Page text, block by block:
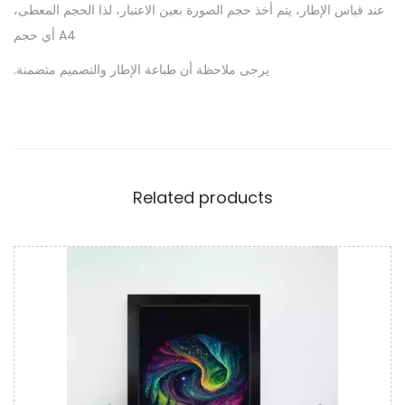
عند قياس الإطار، يتم أخذ حجم الصورة بعين الاعتبار، لذا الحجم المعطى،
أي حجم A4
.يرجى ملاحظة أن طباعة الإطار والتصميم متضمنة
Related products